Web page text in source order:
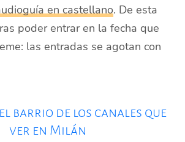
en castellano. De esta
poder entrar en la fecha que
las entradas se agotan con
barrio de los canales que
ver en Milán